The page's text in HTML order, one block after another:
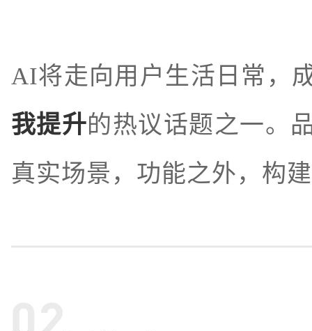
AI将走向用户生活日常，
我提升的热议话题之一。
真实场景，功能之外，构